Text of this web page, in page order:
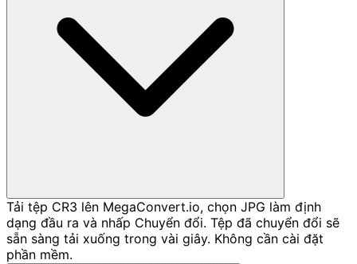
Tải tệp CR3 lên MegaConvert.io, chọn JPG làm định
dạng đầu ra và nhấp Chuyển đổi. Tệp đã chuyển đổi sẽ
sẵn sàng tải xuống trong vài giây. Không cần cài đặt
phần mềm.